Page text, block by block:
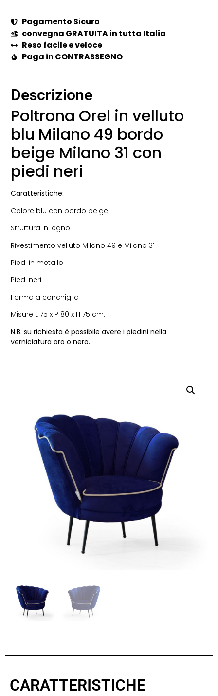
Pagamento Sicuro
convegna GRATUITA in tutta Italia
Reso facile e veloce
Paga in CONTRASSEGNO
Descrizione
Poltrona Orel in velluto
blu Milano 49 bordo
beige Milano 31 con
piedi neri
Caratteristiche:
Colore blu con bordo beige
Struttura in legno
Rivestimento velluto Milano 49 e Milano 31
Piedi in metallo
Piedi neri
Forma a conchiglia
Misure L 75 x P 80 x H 75 cm.
N.B. su richiesta è possibile avere i piedini nella
verniciatura oro o nero.
CARATTERISTICHE